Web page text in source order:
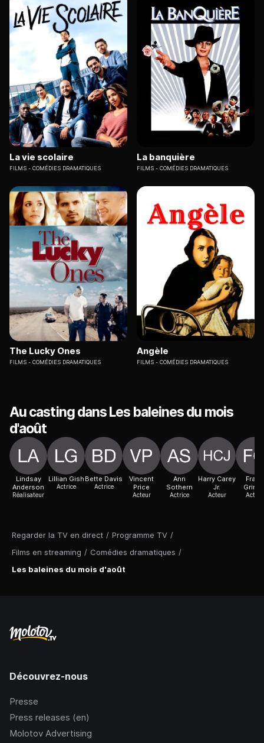
Regarder la TV en direct / Programme TV /
Films en streaming / Comédies dramatiques /
Les baleines du mois d'août
La vie scolaire
FILMS COMÉDIES DRAMATIQUES
La banquière
FILMS COMÉDIES DRAMATIQUES
The Lucky Ones
FILMS COMÉDIES DRAMATIQUES
Angèle
FILMS COMÉDIES DRAMATIQUES
Au casting dans Les baleines du mois
d'août
Lindsay
Anderson
Réalisateur
Lillian Gish
Actrice
Bette Davis
Actrice
Vincent
Price
Acteur
Ann
Sothern
Actrice
Harry Carey
Jr.
Acteur
Frank
Acteur
Découvrez-nous
Presse
Press releases (en)
Molotov Advertising